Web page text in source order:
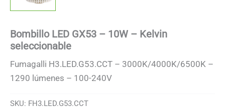
Bombillo LED GX53 – 10W – Kelvin
seleccionable
Fumagalli H3.LED.G53.CCT – 3000K/4000K/6500K –
1290 lúmenes – 100-240V
SKU: FH3.LED.G53.CCT